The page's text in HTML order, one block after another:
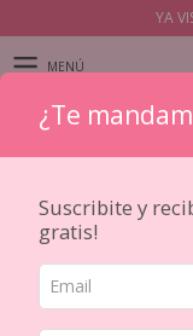
YA
MENÚ
Ordenar por
¿Te
Suscribite y
gratis!